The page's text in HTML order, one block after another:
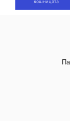
кошницата